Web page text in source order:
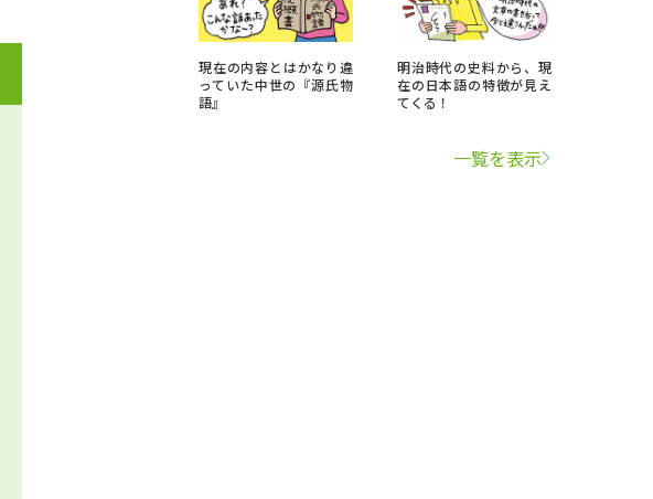
現在の内容とはかなり違
っていた中世の『源氏物
語』
明治時代の史料から、現
在の日本語の特徴が見え
てくる！
一覧を表示